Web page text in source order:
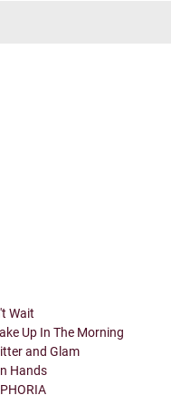
Wait
Up In The Morning
and Glam
Hands